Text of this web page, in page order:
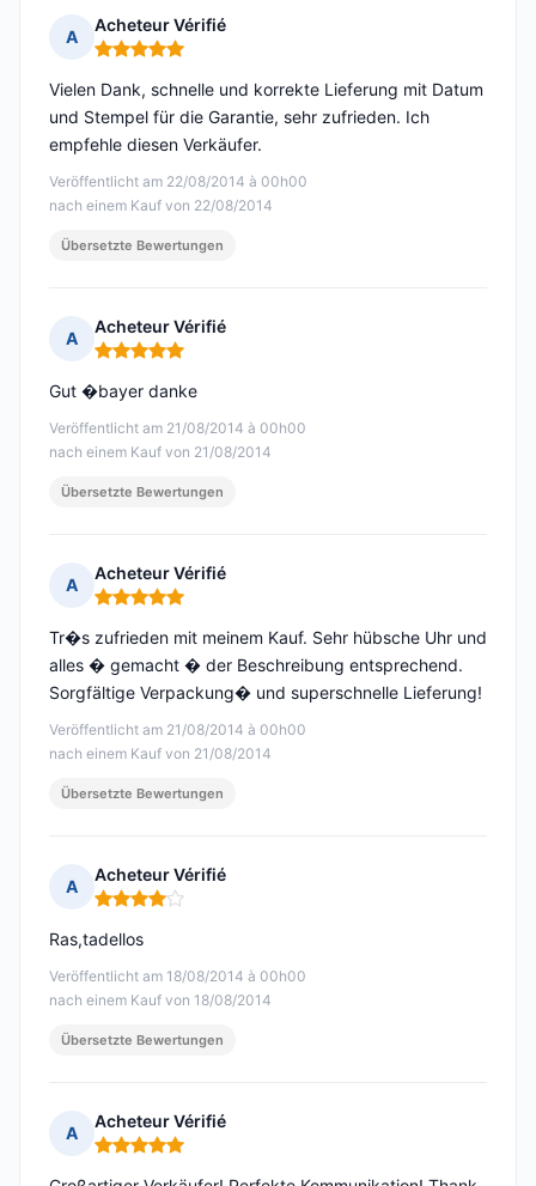
A
Acheteur Vérifié
Hinweis: 5 von 5
Veröffentlicht am 22/08/2014 à 00h00
nach einem Kauf von 22/08/2014
Vielen Dank, schnelle und korrekte Lieferung mit Datum
und Stempel für die Garantie, sehr zufrieden. Ich
empfehle diesen Verkäufer.
Übersetzte Bewertungen
A
Acheteur Vérifié
Hinweis: 5 von 5
Veröffentlicht am 21/08/2014 à 00h00
nach einem Kauf von 21/08/2014
Gut �bayer danke
Übersetzte Bewertungen
A
Acheteur Vérifié
Hinweis: 5 von 5
Veröffentlicht am 21/08/2014 à 00h00
nach einem Kauf von 21/08/2014
Tr�s zufrieden mit meinem Kauf. Sehr hübsche Uhr und
alles � gemacht � der Beschreibung entsprechend.
Sorgfältige Verpackung� und superschnelle Lieferung!
Übersetzte Bewertungen
A
Acheteur Vérifié
Hinweis: 4 von 5
Veröffentlicht am 18/08/2014 à 00h00
nach einem Kauf von 18/08/2014
Ras,tadellos
Übersetzte Bewertungen
A
Acheteur Vérifié
Hinweis: 5 von 5